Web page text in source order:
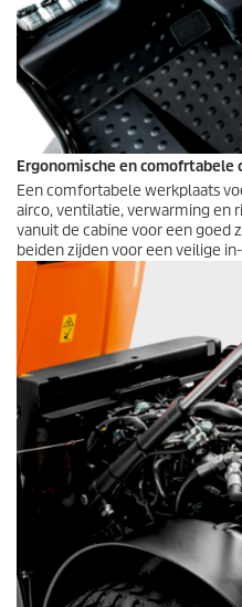
Ergonomische en comofrtabele
Een comfortabele werkplaats
airco, ventilatie, verwarming en
vanuit de cabine voor een goed
beiden zijden voor een veilige